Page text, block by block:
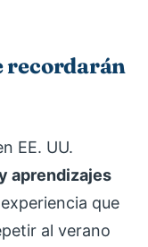
recordarán
EE. UU.
aprendizajes
que
al verano